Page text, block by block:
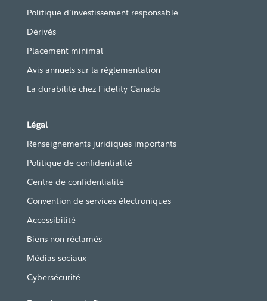
Politique d’investissement responsable
Dérivés
Placement minimal
Avis annuels sur la réglementation
La durabilité chez Fidelity Canada
Légal
Renseignements juridiques importants
Politique de confidentialité
Centre de confidentialité
Convention de services électroniques
Accessibilité
Biens non réclamés
Médias sociaux
Cybersécurité